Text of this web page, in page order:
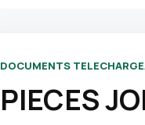
DOCUMENTS
PIECES